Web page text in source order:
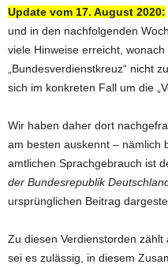
Update vom 17. August 2020:
und in den nachfolgenden
viele Hinweise erreicht,
„Bundesverdienstkreuz“ nicht
sich im konkreten Fall um die
Wir haben daher dort
am besten auskennt – nämlich
amtlichen Sprachgebrauch ist
der Bundesrepublik
ursprünglichen Beitrag
Zu diesen Verdienstorden
sei es zulässig, in diesem